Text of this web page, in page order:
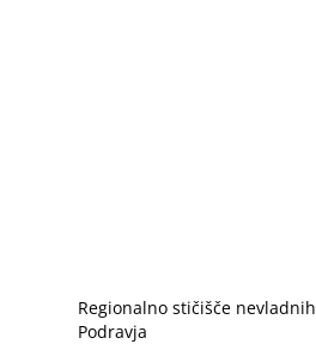
Regionalno stičišče
Podravja